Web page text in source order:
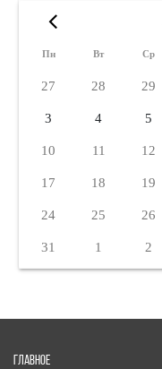
Пн Вт Ср
27 28 29
3 4 5
10 11 12
17 18 19
24 25 26
31 1 2
ГЛАВНОЕ